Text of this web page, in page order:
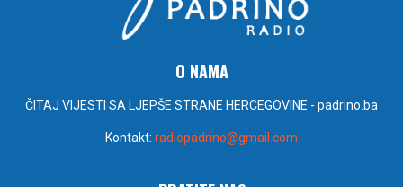
O NAMA
ČITAJ VIJESTI SA LJEPŠE STRANE HERCEGOVINE - padrino.ba
Kontakt: radiopadrino@gmail.com